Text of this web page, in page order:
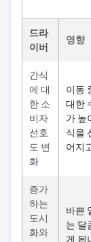
드라
이버
영향
간식
에 대
한 소
비자
선호
도 변
화
이동
대한
가 높
식을
어지
증가
하는
도시
화와
바쁜
는 달
게 됩